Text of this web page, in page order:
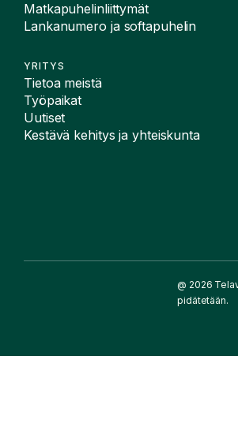
Matkapuhelinliittymät
Lankanumero ja softapuhelin
YRITYS
Tietoa meistä
Työpaikat
Uutiset
Kestävä kehitys ja yhteiskunta
@ 2026
pidätetään.